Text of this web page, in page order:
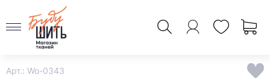
Арт.: Wo-0343